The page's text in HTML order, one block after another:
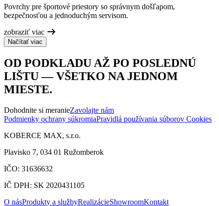
Povrchy pre športové priestory so správnym došľapom,
bezpečnosťou a jednoduchým servisom.
zobraziť viac
Načítať viac
OD PODKLADU AŽ PO POSLEDNÚ
LIŠTU — VŠETKO NA JEDNOM
MIESTE.
Dohodnite si meranieZavolajte nám
Podmienky ochrany súkromiaPravidlá používania súborov Cookies
KOBERCE MAX, s.r.o.
Plavisko 7, 034 01 Ružomberok
IČO: 31636632
IČ DPH: SK 2020431105
O násProdukty a službyRealizácieShowroomKontakt